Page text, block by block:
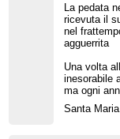
La pedata
ricevuta il
nel
agguerrita
Una volta
inesorabile
ma ogni
Santa